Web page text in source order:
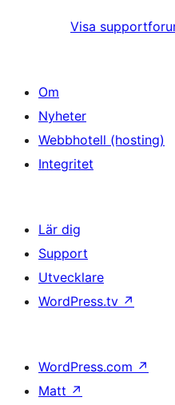
Visa
Om
Nyheter
Webbhotell (hosting)
Integritet
Lär dig
Support
Utvecklare
WordPress.tv ↗
WordPress.com ↗
Matt ↗